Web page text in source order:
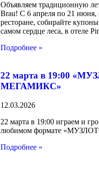
Объявляем традиционную
Brau! С 6 апреля по 21
ресторане, собирайте
самом сердце леса, в отеле
Подробнее »
22 марта в 19:00
МЕГАМИКС»
12.03.2026
22 марта в 19:00 играем и
любимом формате
Подробнее »